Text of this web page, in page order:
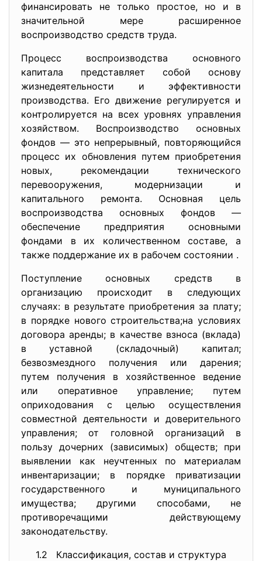
финансировать не только простое, но и в
значительной мере расширенное
воспроизводство средств труда.
Процесс воспроизводства основного
капитала представляет собой основу
жизнедеятельности и эффективности
производства. Его движение регулируется и
контролируется на всех уровнях управления
хозяйством. Воспроизводство основных
фондов — это непрерывный, повторяющийся
процесс их обновления путем приобретения
новых, рекомендации технического
перевооружения, модернизации и
капитального ремонта. Основная цель
воспроизводства основных фондов —
обеспечение предприятия основными
фондами в их количественном составе, а
также поддержание их в рабочем состоянии .
Поступление основных средств в
организацию происходит в следующих
случаях: в результате приобретения за плату;
в порядке нового строительства;на условиях
договора аренды; в качестве взноса (вклада)
в уставной (складочный) капитал;
безвозмездного получения или дарения;
путем получения в хозяйственное ведение
или оперативное управление; путем
оприходования с целью осуществления
совместной деятельности и доверительного
управления; от головной организаций в
пользу дочерних (зависимых) обществ; при
выявлении как неучтенных по материалам
инвентаризации; в порядке приватизации
государственного и муниципального
имущества; другими способами, не
противоречащими действующему
законодательству.
1.2 Классификация, состав и структура